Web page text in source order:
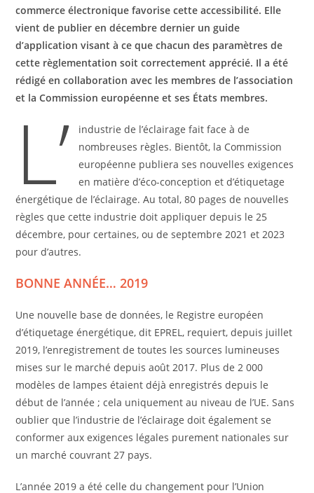
commerce électronique favorise cette accessibilité. Elle
vient de publier en décembre dernier un guide
d’application visant à ce que chacun des paramètres de
cette règlementation soit correctement apprécié. Il a été
rédigé en collaboration avec les membres de l’association
et la Commission européenne et ses États membres.
L’
industrie de l’éclairage fait face à de
nombreuses règles. Bientôt, la Commission
européenne publiera ses nouvelles exigences
en matière d’éco-conception et d’étiquetage
énergétique de l’éclairage. Au total, 80 pages de nouvelles
règles que cette industrie doit appliquer depuis le 25
décembre, pour certaines, ou de septembre 2021 et 2023
pour d’autres.
BONNE ANNÉE… 2019
Une nouvelle base de données, le Registre européen
d’étiquetage énergétique, dit EPREL, requiert, depuis juillet
2019, l’enregistrement de toutes les sources lumineuses
mises sur le marché depuis août 2017. Plus de 2 000
modèles de lampes étaient déjà enregistrés depuis le
début de l’année ; cela uniquement au niveau de l’UE. Sans
oublier que l’industrie de l’éclairage doit également se
conformer aux exigences légales purement nationales sur
un marché couvrant 27 pays.
L’année 2019 a été celle du changement pour l’Union